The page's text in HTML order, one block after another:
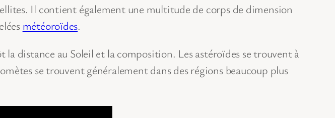
Il contient également une multitude de corps de dimension
météoroïdes.
distance au Soleil et la composition. Les astéroïdes se trouvent à
se trouvent généralement dans des régions beaucoup plus